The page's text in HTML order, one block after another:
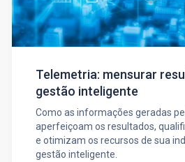
Telemetria: mensurar
gestão inteligente
Como as informações geradas
aperfeiçoam os resultados,
e otimizam os recursos de sua
gestão inteligente.